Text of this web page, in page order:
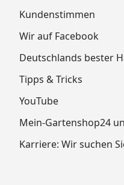
Kundenstimmen
Wir auf Facebook
Deutschlands bester
Tipps & Tricks
YouTube
Mein-Gartenshop24
Karriere: Wir suchen